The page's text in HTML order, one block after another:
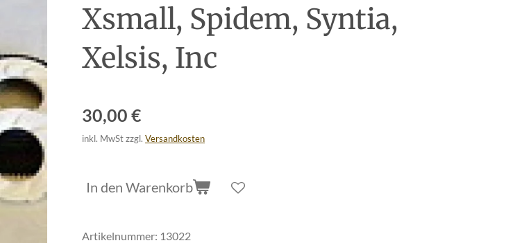
Xsmall, Spidem, Syntia,
Xelsis, Inc
30,00 €
inkl. MwSt zzgl. Versandkosten
In den Warenkorb
Artikelnummer: 13022